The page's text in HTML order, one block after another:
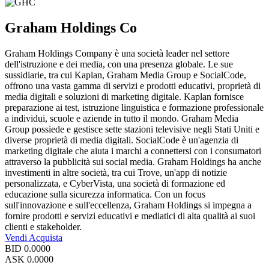
Graham Holdings Co
Graham Holdings Company è una società leader nel settore
dell'istruzione e dei media, con una presenza globale. Le sue
sussidiarie, tra cui Kaplan, Graham Media Group e SocialCode,
offrono una vasta gamma di servizi e prodotti educativi, proprietà di
media digitali e soluzioni di marketing digitale. Kaplan fornisce
preparazione ai test, istruzione linguistica e formazione professionale
a individui, scuole e aziende in tutto il mondo. Graham Media
Group possiede e gestisce sette stazioni televisive negli Stati Uniti e
diverse proprietà di media digitali. SocialCode è un'agenzia di
marketing digitale che aiuta i marchi a connettersi con i consumatori
attraverso la pubblicità sui social media. Graham Holdings ha anche
investimenti in altre società, tra cui Trove, un'app di notizie
personalizzata, e CyberVista, una società di formazione ed
educazione sulla sicurezza informatica. Con un focus
sull'innovazione e sull'eccellenza, Graham Holdings si impegna a
fornire prodotti e servizi educativi e mediatici di alta qualità ai suoi
clienti e stakeholder.
Vendi Acquista
BID 0.0000
ASK 0.0000